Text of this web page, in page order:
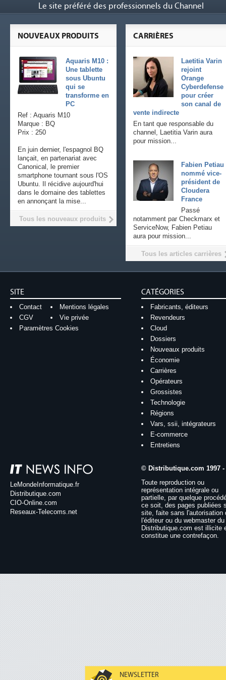
NEWSLETTER
Le site préféré des professionnels du Channel
CARRIÈRES
Laetitia Varin
rejoint
Orange
Cyberdefense
pour créer
son canal de
vente indirecte
En tant que responsable du
channel, Laetitia Varin aura
pour mission...
Fabien Petiau
nommé vice-
président de
Cloudera
France
Passé
notamment par Checkmarx et
ServiceNow, Fabien Petiau
aura pour mission...
Tous les articles carrières
NOUVEAUX PRODUITS
Aquaris M10 :
Une tablette
sous Ubuntu
qui se
transforme en
PC
Ref : Aquaris M10
Marque : BQ
Prix : 250
En juin dernier, l'espagnol BQ
lançait, en partenariat avec
Canonical, le premier
smartphone tournant sous l'OS
Ubuntu. Il récidive aujourd'hui
dans le domaine des tablettes
en annonçant la mise...
Tous les nouveaux produits
SITE
Contact
Mentions légales
CGV
Vie privée
Paramètres Cookies
CATÉGORIES
Fabricants, éditeurs
Revendeurs
Cloud
Dossiers
Nouveaux produits
Économie
Carrières
Opérateurs
Grossistes
Technologie
Régions
Vars, ssii, intégrateurs
E-commerce
Entretiens
LeMondeInformatique.fr
Distributique.com
CIO-Online.com
Reseaux-Telecoms.net
© Distributique.com 1997 -
Toute reproduction ou
représentation intégrale ou
partielle, par quelque
ce soit, des pages publiées
site, faite sans l'autorisation
l'éditeur ou du webmaster
Distributique.com est illicite
constitue une contrefaçon.